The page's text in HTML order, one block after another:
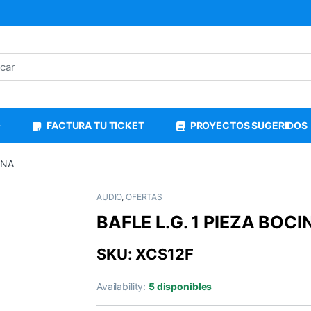
FACTURA TU TICKET PROYECTOS SUGERIDOS
AUDIO,OFERTAS
BAFLE L.G. 1 PIEZA
SKU: XCS12F
Availability: 5 disponibles